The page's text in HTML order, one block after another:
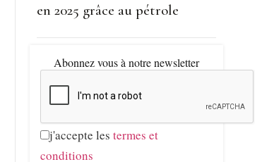
en 2025 grâce au pétrole
Abonnez vous à notre newsletter
j'accepte les termes et
conditions